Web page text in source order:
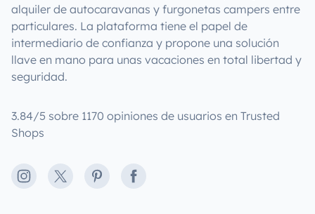
alquiler de autocaravanas y furgonetas campers entre
particulares. La plataforma tiene el papel de
intermediario de confianza y propone una solución
llave en mano para unas vacaciones en total libertad y
seguridad.
3.84/5 sobre 1170 opiniones de usuarios en Trusted
Shops
Instagram
X PinterestFacebook